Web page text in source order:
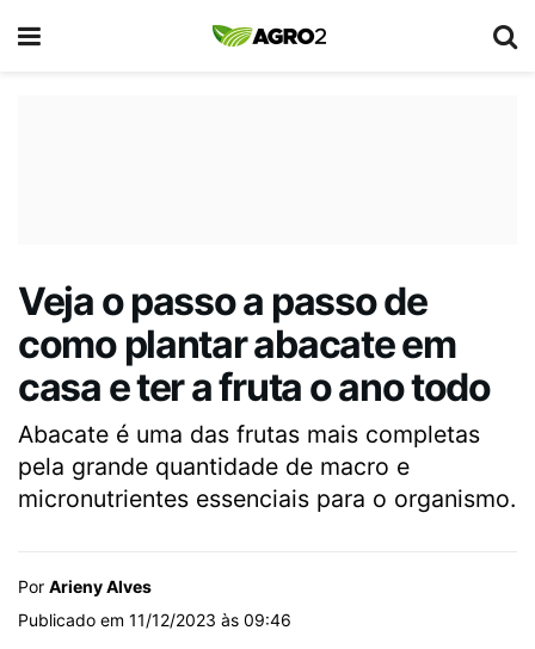
Veja o passo a passo de
como plantar abacate em
casa e ter a fruta o ano todo
Abacate é uma das frutas mais completas
pela grande quantidade de macro e
micronutrientes essenciais para o organismo.
Por Arieny Alves
Publicado em 11/12/2023 às 09:46